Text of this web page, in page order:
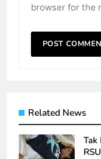
browser for the
Related News
Tak